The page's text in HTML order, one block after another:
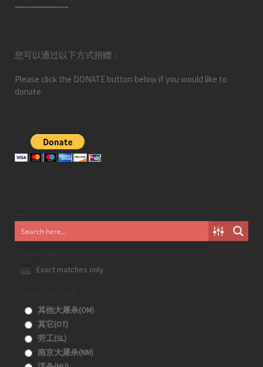
———————–
您可以通过以下方式捐赠：
Please click the DONATE button below if you would like to
donate.
Exact matches only
其他大屠杀(OM)
其它(OT)
劳工(SL)
南京大屠杀(NM)